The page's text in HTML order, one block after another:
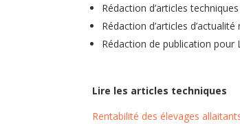
Rédaction d’articles
Rédaction d’articles
Rédaction de publication pour
Lire les articles techniques
Rentabilité des élevages